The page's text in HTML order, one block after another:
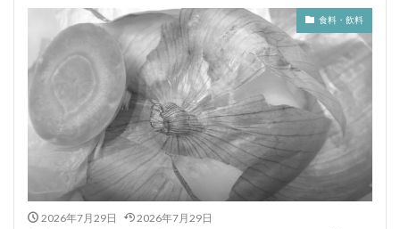
食料・飲料
2026年7月29日 2026年7月29日